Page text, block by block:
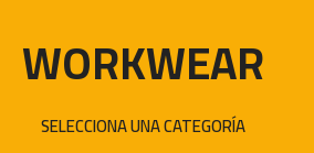
WORKWEAR
SELECCIONA UNA CATEGORÍA